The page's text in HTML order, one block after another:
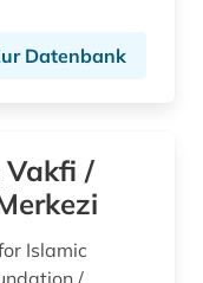
Datenbank
Vakfi /
Islamic